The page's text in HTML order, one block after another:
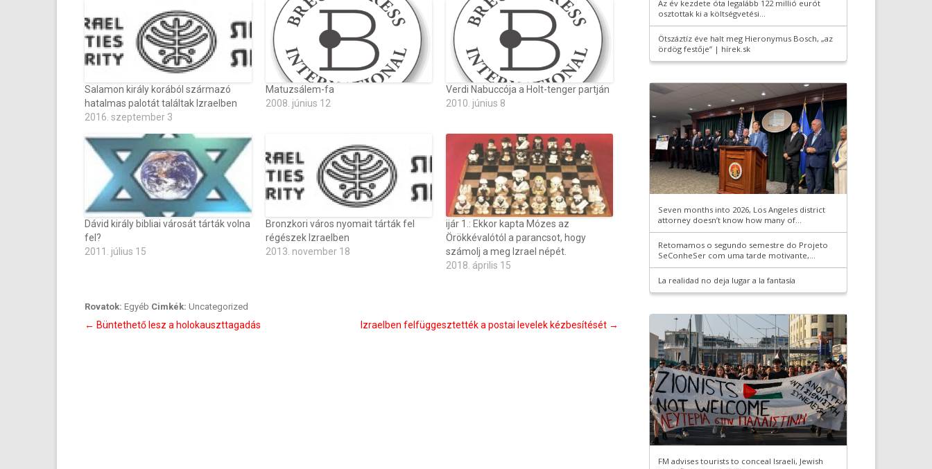
Salamon király korából származó
hatalmas palotát találtak Izraelben
2016. szeptember 3
Matuzsálem-fa
2008. június 12
Verdi Nabuccója a Holt-tenger partján
2010. június 8
Dávid király bibliai városát tárták volna
fel?
2011. július 15
Bronzkori város nyomait tárták fel
régészek Izraelben
2013. november 18
ijár 1.: Ekkor kapta Mózes az
Örökkévalótól a parancsot, hogy
számolj a meg Izrael népét.
2018. április 15
Rovatok: Egyéb Cimkék: Uncategorized
Bejegyzés
← Büntethető lesz a holokauszttagadás Izraelben felfüggesztették a postai levelek kézbesítését →